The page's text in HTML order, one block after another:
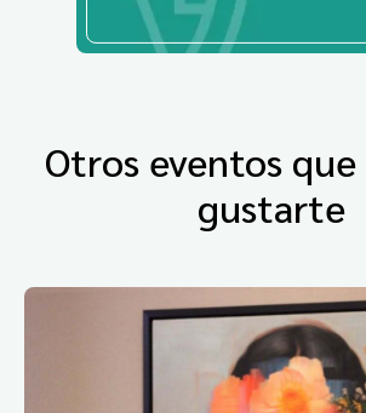
Otros eventos
gustarte